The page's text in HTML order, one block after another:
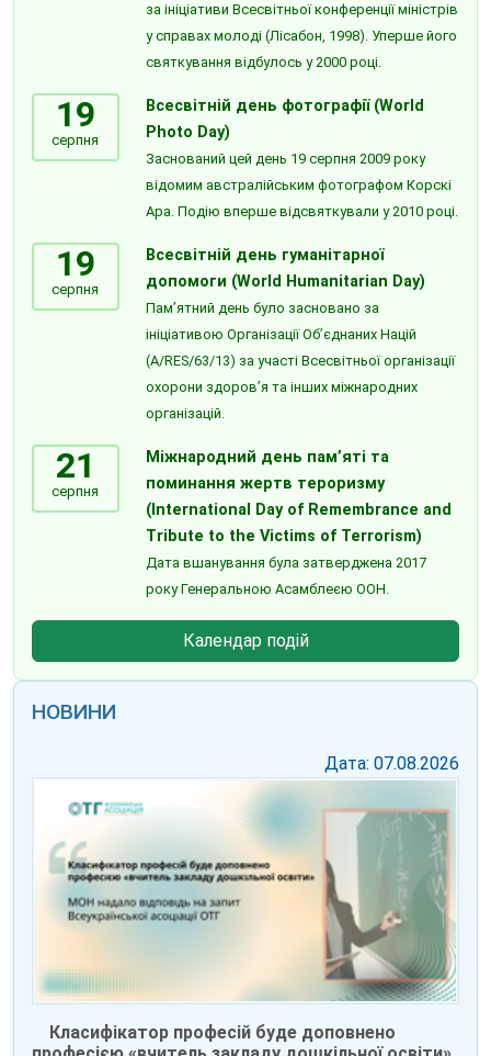
за ініціативи Всесвітньої конференції міністрів
у справах молоді (Лісабон, 1998). Уперше його
святкування відбулось у 2000 році.
19
серпня
Всесвітній день фотографії (World
Photo Day)
Заснований цей день 19 серпня 2009 року
відомим австралійським фотографом Корскі
Ара. Подію вперше відсвяткували у 2010 році.
19
серпня
Всесвітній день гуманітарної
допомоги (World Humanitarian Day)
Пам’ятний день було засновано за
ініціативою Організації Об’єднаних Націй
(A/RES/63/13) за участі Всесвітньої організації
охорони здоров’я та інших міжнародних
організацій.
21
серпня
Міжнародний день пам’яті та
поминання жертв тероризму
(International Day of Remembrance and
Tribute to the Victims of Terrorism)
Дата вшанування була затверджена 2017
року Генеральною Асамблеєю ООН.
Календар подій
НОВИНИ
Дата: 07.08.2026
Класифікатор професій буде доповнено